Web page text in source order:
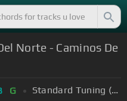
Norte - Caminos De
G Standard Tuning (EADGBE)